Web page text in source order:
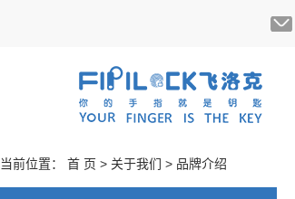
当前位置： 首 页 > 关于我们 > 品牌介绍